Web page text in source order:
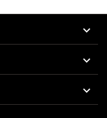


